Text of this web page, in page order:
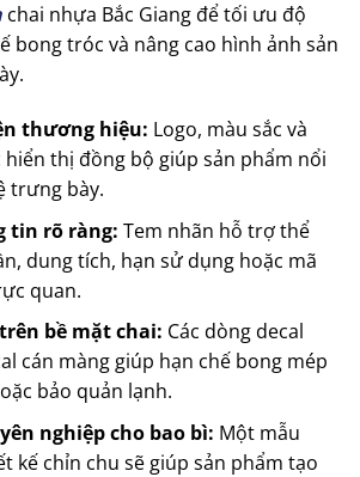
chai nhựa Bắc Giang để tối ưu độ
bong tróc và nâng cao hình ảnh sản
thương hiệu: Logo, màu sắc và
thị đồng bộ giúp sản phẩm nổi
trưng bày.
tin rõ ràng: Tem nhãn hỗ trợ thể
dung tích, hạn sử dụng hoặc mã
quan.
bề mặt chai: Các dòng decal
cán màng giúp hạn chế bong mép
bảo quản lạnh.
nghiệp cho bao bì: Một mẫu
kế chỉn chu sẽ giúp sản phẩm tạo